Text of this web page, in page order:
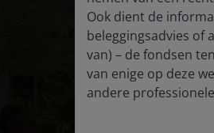
Ook dient de
beleggingsadvies of
van) – de fondsen
van enige op deze
andere